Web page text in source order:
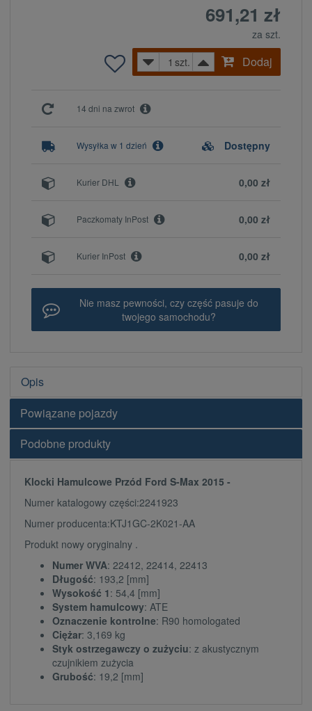
691,21 zł
za szt.
szt.
Dodaj
14 dni na zwrot
Dostępny
Wysyłka w 1 dzień
0,00 zł
Kurier DHL
0,00 zł
Paczkomaty InPost
0,00 zł
Kurier InPost
Nie masz pewności, czy część pasuje do
twojego samochodu?
Opis
Powiązane pojazdy
Podobne produkty
Klocki Hamulcowe Przód Ford S-Max 2015 -
Numer katalogowy części:2241923
Numer producenta:KTJ1GC-2K021-AA
Produkt nowy oryginalny .
Numer WVA: 22412, 22414, 22413
Długość: 193,2 [mm]
Wysokość 1 : 54,4 [mm]
System hamulcowy: ATE
Oznaczenie kontrolne: R90 homologated
Ciężar: 3,169 kg
Styk ostrzegawczy o zużyciu: z akustycznym
czujnikiem zużycia
Grubość: 19,2 [mm]